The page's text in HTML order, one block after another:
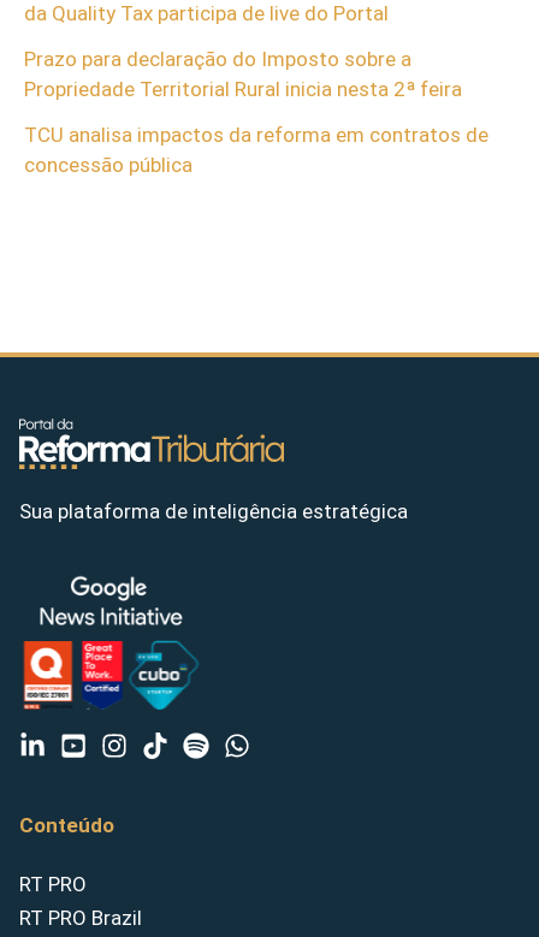
da Quality Tax participa de live do Portal
Prazo para declaração do Imposto sobre a
Propriedade Territorial Rural inicia nesta 2ª feira
TCU analisa impactos da reforma em contratos de
concessão pública
Sua plataforma de inteligência estratégica
Conteúdo
RT PRO
RT PRO Brazil